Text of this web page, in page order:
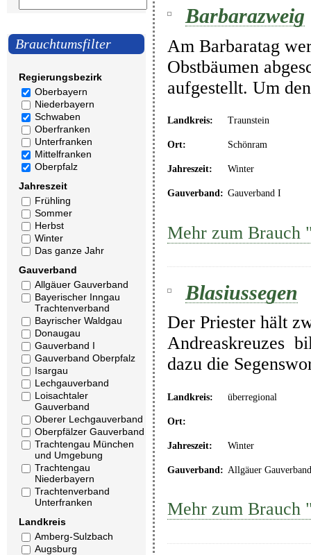
Brauchtumsfilter
Regierungsbezirk
Oberbayern
Niederbayern
Schwaben
Oberfranken
Unterfranken
Mittelfranken
Oberpfalz
Jahreszeit
Frühling
Sommer
Herbst
Winter
Das ganze Jahr
Gauverband
Allgäuer Gauverband
Bayerischer Inngau
Trachtenverband
Bayrischer Waldgau
Donaugau
Gauverband I
Gauverband Oberpfalz
Isargau
Lechgauverband
Loisachtaler
Gauverband
Oberer Lechgauverband
Oberpfälzer Gauverband
Trachtengau München
und Umgebung
Trachtengau
Niederbayern
Trachtenverband
Unterfranken
Landkreis
Amberg-Sulzbach
Augsburg
Barbarazweig
Am Barbaratag
Obstbäumen
aufgestellt. Um
Landkreis: Traunstein
Ort: Schönram
Jahreszeit: Winter
Gauverband: Gauverband I
Mehr zum Brauch
Blasiussegen
Der Priester hält
Andreaskreuzes
dazu die
Landkreis: überregional
Ort:
Jahreszeit: Winter
Gauverband: Allgäuer Gauverband
Mehr zum Brauch